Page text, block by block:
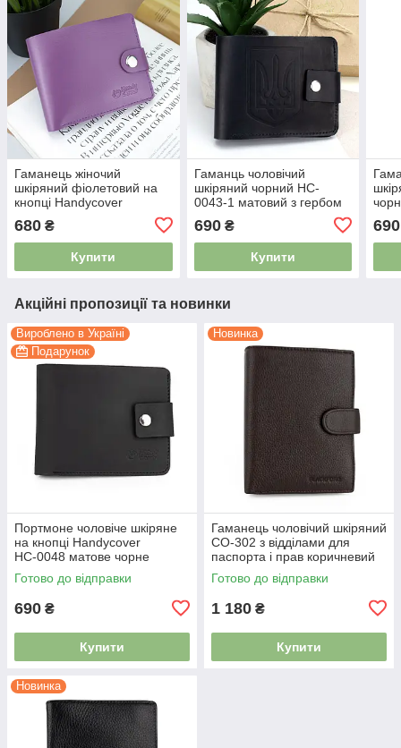
Гаманець жіночий
шкіряний фіолетовий на
кнопці Handycover
680 ₴
Купити
Гаманць чоловічий
шкіряний чорний HC-
0043-1 матовий з гербом
690₴
Купити
690
Акційні пропозиції та новинки
Вироблено в Україні
Подарунок
Портмоне чоловіче шкіряне
на кнопці Handycover
НС-0048 матове чорне
Готово до відправки
690 ₴
Купити
Новинка
Гаманець чоловічий шкіряний
СО-302 з відділами для
паспорта і прав коричневий
Готово до відправки
1 180 ₴
Купити
Новинка